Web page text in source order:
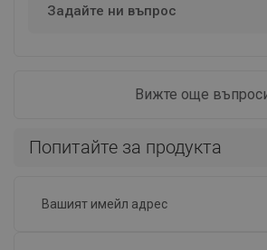
Задайте ни въпрос
Вижте още
Попитайте за продукта